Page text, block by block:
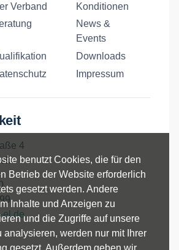
benutzt Cookies, die für den
Betrieb der Website erforderlich
gesetzt werden. Andere
Inhalte und Anzeigen zu
und die Zugriffe auf unsere
analysieren, werden nur mit Ihrer
Verband
Konditionen
News &
Events
Downloads
Impressum
4
el.de